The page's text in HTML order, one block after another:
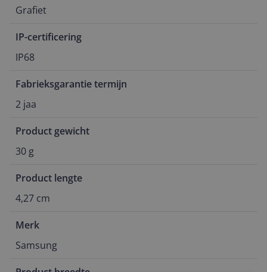
Grafiet
IP-certificering
IP68
Fabrieksgarantie termijn
2 jaa
Product gewicht
30 g
Product lengte
4,27 cm
Merk
Samsung